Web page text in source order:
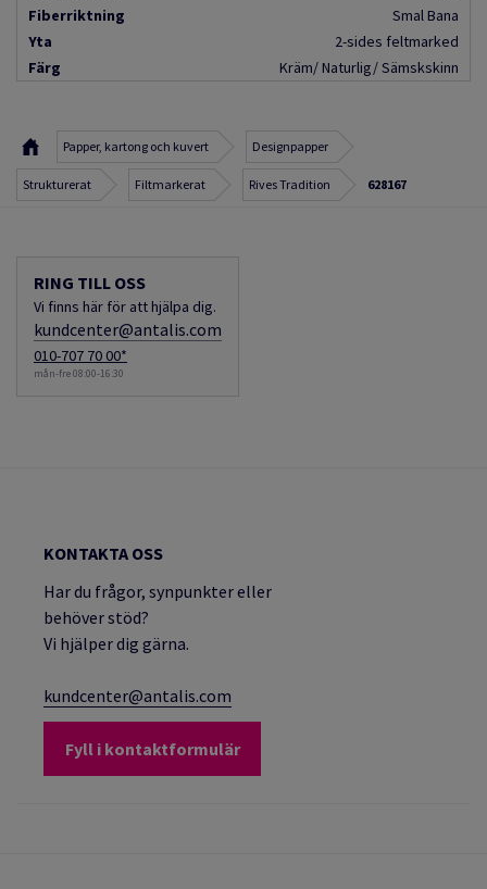
Fiberriktning
Smal Bana
Yta
2-sides feltmarked
Färg
Kräm/ Naturlig/ Sämskskinn
Papper, kartong och kuvert Designpapper
Strukturerat Filtmarkerat Rives Tradition 628167
RING TILL OSS
Vi finns här för att hjälpa dig.
kundcenter@antalis.com
010-707 70 00*
mån-fre 08:00-16:30
KONTAKTA OSS
Har du frågor, synpunkter eller
behöver stöd?
Vi hjälper dig gärna.
kundcenter@antalis.com
Fyll i kontaktformulär